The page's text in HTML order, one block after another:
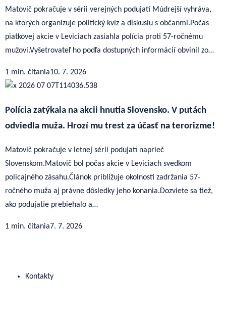
Matovič pokračuje v sérii verejných podujatí Múdrejší vyhráva,
na ktorých organizuje politický kvíz a diskusiu s občanmi.Počas
piatkovej akcie v Leviciach zasiahla polícia proti 57-ročnému
mužovi.Vyšetrovateľ ho podľa dostupných informácií obvinil zo…
1 min. čítania10. 7. 2026
Polícia zatýkala na akcii hnutia Slovensko. V putách
odviedla muža. Hrozí mu trest za účasť na terorizme!
Matovič pokračuje v letnej sérii podujatí naprieč
Slovenskom.Matovič bol počas akcie v Leviciach svedkom
policajného zásahu.Článok približuje okolnosti zadržania 57-
ročného muža aj právne dôsledky jeho konania.Dozviete sa tiež,
ako podujatie prebiehalo a…
1 min. čítania7. 7. 2026
Kontakty